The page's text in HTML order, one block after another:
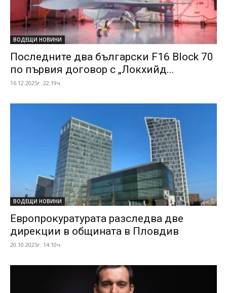
ВОДЕЩИ НОВИНИ
Последните два български F16 Block 70
по първия договор с „Локхийд...
16.12.2025г. 22:19ч.
ВОДЕЩИ НОВИНИ
Европрокуратурата разследва две
дирекции в общината в Пловдив
20.10.2025г. 14:10ч.